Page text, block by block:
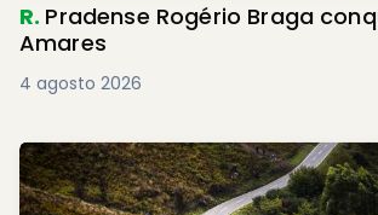
R. Pradense Rogério Braga
Amares
4 agosto 2026